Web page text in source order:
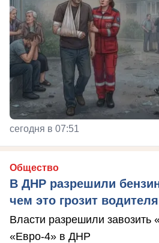
сегодня в 07:51
Общество
В ДНР разрешили
чем это грозит
Власти разрешили завозить
«Евро-4» в ДНР